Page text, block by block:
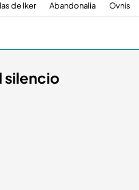
de Iker Abandonalia Ovnis
silencio